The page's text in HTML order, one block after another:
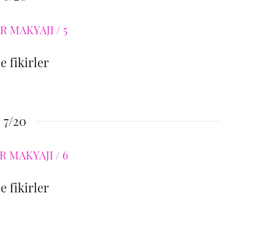
fikirler
7/20
fikirler